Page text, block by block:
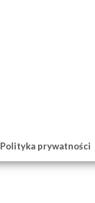
Polityka prywatności